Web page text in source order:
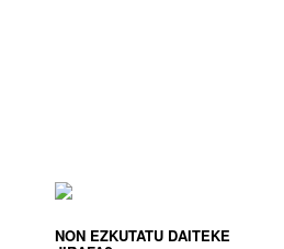
NON EZKUTATU DAITEKE